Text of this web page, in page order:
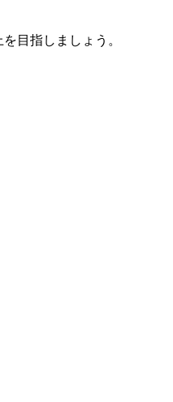
目指しましょう。